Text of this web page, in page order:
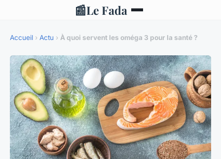
📰Le Fada
Accueil › Actu › À quoi servent les oméga 3 pour la santé ?